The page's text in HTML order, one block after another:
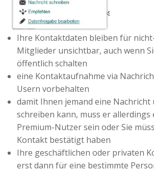
Ihre Kontaktdaten bleiben für
Mitglieder unsichtbar, auch wenn
öffentlich schalten
eine Kontaktaufnahme via
Usern vorbehalten
damit Ihnen jemand eine Nachricht
schreiben kann, muss er allerdings
Premium-Nutzer sein oder Sie
Kontakt bestätigt haben
Ihre geschäftlichen oder privaten
erst dann für eine bestimmte